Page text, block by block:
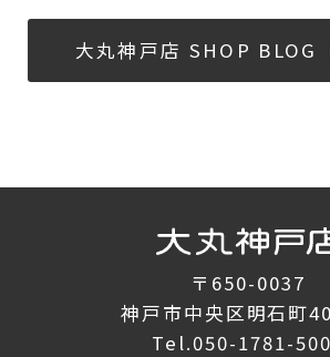
大丸神戸店 SHOP BLOG
〒650-0037
神戸市中央区明石町
Tel.050-1781-